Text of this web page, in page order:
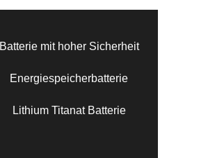
Batterie mit hoher Sicherheit
Energiespeicherbatterie
Lithium Titanat Batterie